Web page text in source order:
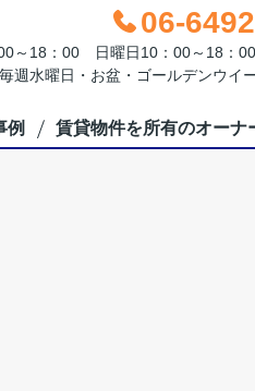
06-
～18：00 日曜日10：00～18：
水曜日・お盆・ゴールデンウイ
例 賃貸物件を所有のオーナ